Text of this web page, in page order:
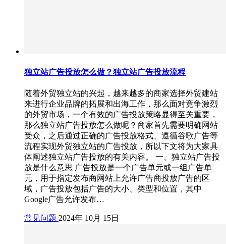
独立站广告投放怎么做？独立站广告投放流程
随着外贸独立站的兴起，越来越多的商家选择外贸建站
来进行企业品牌的拓展和出海工作，那么面对竞争激烈
的外贸市场，一个有效的广告投放策略显得至关重要，
那么独立站广告投放怎么做呢？商家首先需要明确网站
受众，之后通过正确的广告投放格式、遵循谷歌广告等
流程实现外贸独立站的广告投放，所以下文将为大家具
体阐述独立站广告投放的有关内容。 一、独立站广告投
放是什么意思 广告投放是一个广告单元或一组广告单
元，用于指定发布商网站上允许广告商投放广告的区
域，广告投放包括广告的大小、类型和位置，其中
Google广告允许发布…
常见问题 2024年 10月 15日